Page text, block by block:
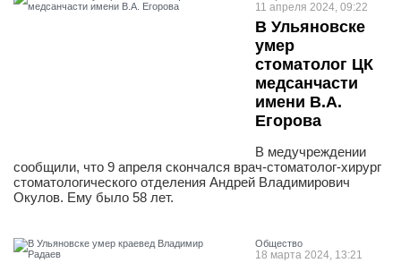
11 апреля 2024, 09:22
В Ульяновске
умер
стоматолог ЦК
медсанчасти
имени В.А.
Егорова
В медучреждении
сообщили, что 9 апреля скончался врач-стоматолог-хирург
стоматологического отделения Андрей Владимирович
Окулов. Ему было 58 лет.
Общество
18 марта 2024, 13:21